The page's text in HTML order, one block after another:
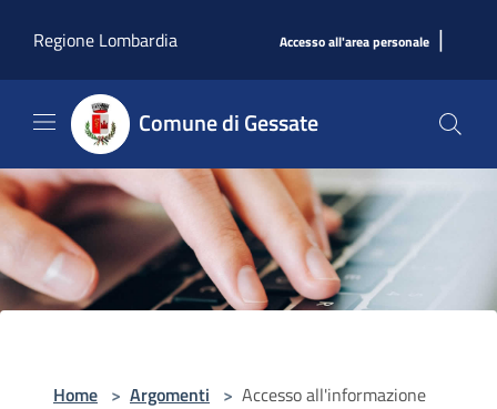
Regione Lombardia
Accesso all'area personale |
Comune di Gessate
Home > Argomenti > Accesso all'informazione